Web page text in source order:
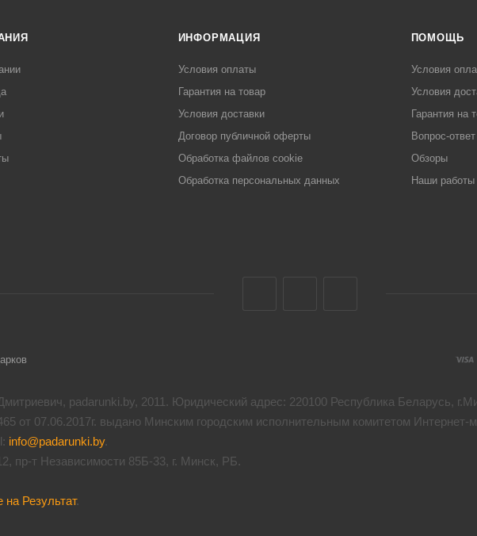
ИНФОРМАЦИЯ
Условия оплаты
Гарантия на товар
Условия доставки
Договор публичной оферты
Обработка файлов cookie
Обработка персональных данных
ПОМОЩЬ
Условия
Условия
Гарантия на
Вопрос-ответ
Обзоры
Наши работы
padarunki.by, 2011. Юридический адрес: 220100 Республика Беларусь,
от 07.06.2017г. выдано Минским городским исполнительным комитетом Интернет-
info@padarunki.by.
пр-т Независимости 85Б-33, г. Минск, РБ.
Результат.